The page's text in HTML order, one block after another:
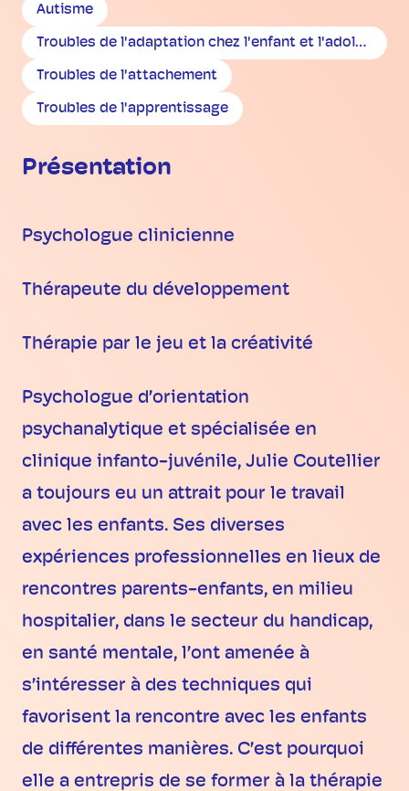
Autisme
Troubles de l'adaptation chez l'enfant et l'adolescent
Troubles de l'attachement
Troubles de l'apprentissage
Présentation
Psychologue clinicienne
Thérapeute du développement
Thérapie par le jeu et la créativité
Psychologue d’orientation
psychanalytique et spécialisée en
clinique infanto-juvénile, Julie Coutellier
a toujours eu un attrait pour le travail
avec les enfants. Ses diverses
expériences professionnelles en lieux de
rencontres parents-enfants, en milieu
hospitalier, dans le secteur du handicap,
en santé mentale, l’ont amenée à
s’intéresser à des techniques qui
favorisent la rencontre avec les enfants
de différentes manières. C’est pourquoi
elle a entrepris de se former à la thérapie